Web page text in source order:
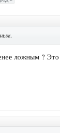
ложным ?